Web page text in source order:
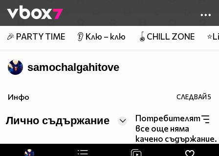
👾
🎉 PARTY TIME 👂 Клю – клю 🪀CHILL ZONE
samochalgahitove
Инфо СЛЕДВАЙ5
Лично съдържание
Потребителят
все още няма
качено съдържание.